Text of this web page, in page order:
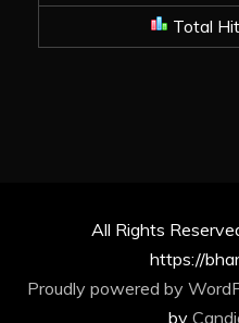
Total
All Rights
https://
Proudly powered by
by